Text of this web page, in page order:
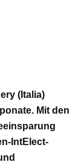
(Italia)
Mit den
IntElect-